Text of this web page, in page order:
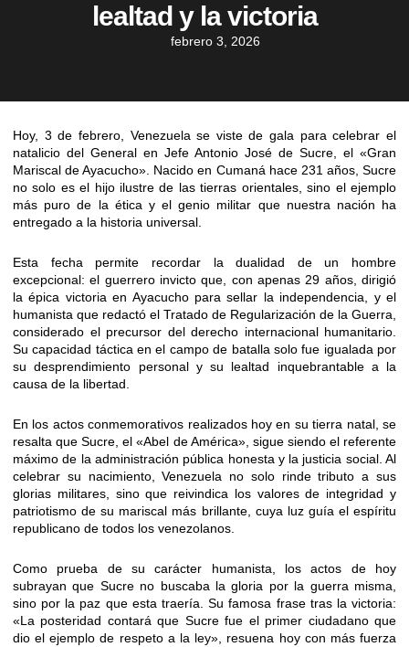
lealtad y la victoria
febrero 3, 2026
Hoy, 3 de febrero, Venezuela se viste de gala para celebrar el
natalicio del General en Jefe Antonio José de Sucre, el «Gran
Mariscal de Ayacucho». Nacido en Cumaná hace 231 años, Sucre
no solo es el hijo ilustre de las tierras orientales, sino el ejemplo
más puro de la ética y el genio militar que nuestra nación ha
entregado a la historia universal.
Esta fecha permite recordar la dualidad de un hombre
excepcional: el guerrero invicto que, con apenas 29 años, dirigió
la épica victoria en Ayacucho para sellar la independencia, y el
humanista que redactó el Tratado de Regularización de la Guerra,
considerado el precursor del derecho internacional humanitario.
Su capacidad táctica en el campo de batalla solo fue igualada por
su desprendimiento personal y su lealtad inquebrantable a la
causa de la libertad.
En los actos conmemorativos realizados hoy en su tierra natal, se
resalta que Sucre, el «Abel de América», sigue siendo el referente
máximo de la administración pública honesta y la justicia social. Al
celebrar su nacimiento, Venezuela no solo rinde tributo a sus
glorias militares, sino que reivindica los valores de integridad y
patriotismo de su mariscal más brillante, cuya luz guía el espíritu
republicano de todos los venezolanos.
Como prueba de su carácter humanista, los actos de hoy
subrayan que Sucre no buscaba la gloria por la guerra misma,
sino por la paz que esta traería. Su famosa frase tras la victoria:
«La posteridad contará que Sucre fue el primer ciudadano que
dio el ejemplo de respeto a la ley», resuena hoy con más fuerza